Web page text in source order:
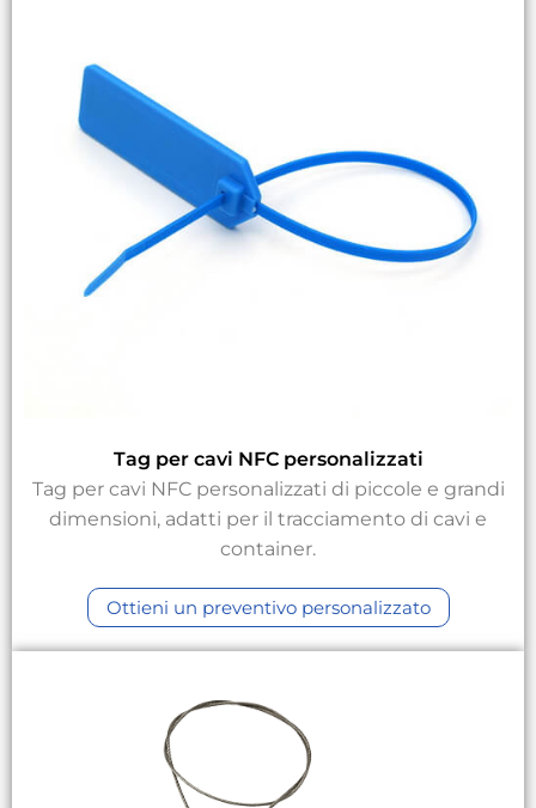
Tag per cavi NFC personalizzati
Tag per cavi NFC personalizzati di piccole e grandi
dimensioni, adatti per il tracciamento di cavi e
container.
Ottieni un preventivo personalizzato